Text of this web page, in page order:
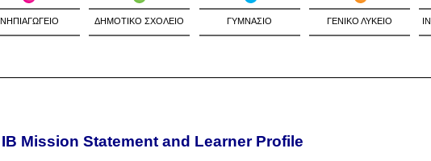
ΝΗΠΙΑΓΩΓΕΙΟ ΔΗΜΟΤΙΚΟ ΣΧΟΛΕΙΟ ΓΥΜΝΑΣΙΟ ΓΕΝΙΚΟ ΛΥΚΕΙΟ
IB Mission Statement and Learner Profile